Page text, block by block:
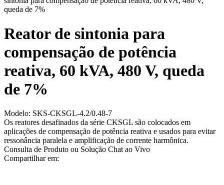
queda de 7%
Reator de sintonia para
compensação de potência
reativa, 60 kVA, 480 V, queda
de 7%
Modelo: SKS-CKSGL-4.2/0.48-7
Os reatores desafinados da série CKSGL são colocados em
aplicações de compensação de potência reativa e usados para evitar
ressonância paralela e amplificação de corrente harmônica.
Consulta de Produto ou Solução Chat ao Vivo
Compartilhar em: